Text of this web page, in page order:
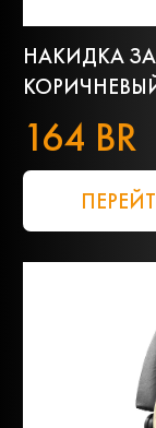
НАКИДКА
164 BR